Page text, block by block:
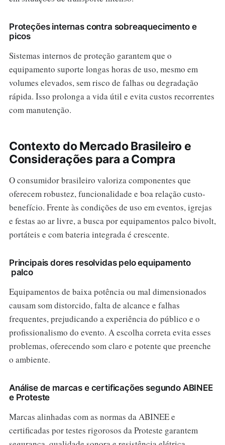
Proteções internas contra sobreaquecimento e
picos
Sistemas internos de proteção garantem que o
equipamento suporte longas horas de uso, mesmo em
volumes elevados, sem risco de falhas ou degradação
rápida. Isso prolonga a vida útil e evita custos recorrentes
com manutenção.
Contexto do Mercado Brasileiro e
Considerações para a Compra
O consumidor brasileiro valoriza componentes que
oferecem robustez, funcionalidade e boa relação custo-
benefício. Frente às condições de uso em eventos, igrejas
e festas ao ar livre, a busca por equipamentos palco bivolt,
portáteis e com bateria integrada é crescente.
Principais dores resolvidas pelo equipamento
palco
Equipamentos de baixa potência ou mal dimensionados
causam som distorcido, falta de alcance e falhas
frequentes, prejudicando a experiência do público e o
profissionalismo do evento. A escolha correta evita esses
problemas, oferecendo som claro e potente que preenche
o ambiente.
Análise de marcas e certificações segundo ABINEE
e Proteste
Marcas alinhadas com as normas da ABINEE e
certificadas por testes rigorosos da Proteste garantem